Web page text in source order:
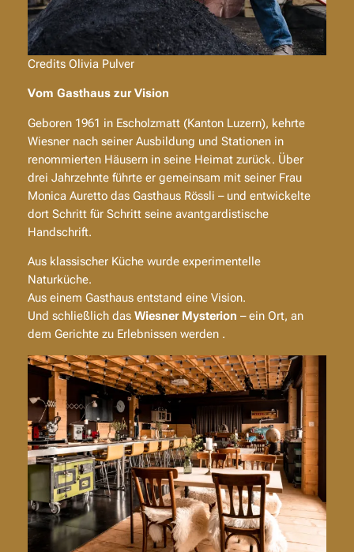
Credits Olivia Pulver
Vom Gasthaus zur Vision
Geboren 1961 in Escholzmatt (Kanton Luzern), kehrte
Wiesner nach seiner Ausbildung und Stationen in
renommierten Häusern in seine Heimat zurück. Über
drei Jahrzehnte führte er gemeinsam mit seiner Frau
Monica Auretto das Gasthaus Rössli – und entwickelte
dort Schritt für Schritt seine avantgardistische
Handschrift.
Aus klassischer Küche wurde experimentelle
Naturküche.
Aus einem Gasthaus entstand eine Vision.
Und schließlich das Wiesner Mysterion – ein Ort, an
dem Gerichte zu Erlebnissen werden .